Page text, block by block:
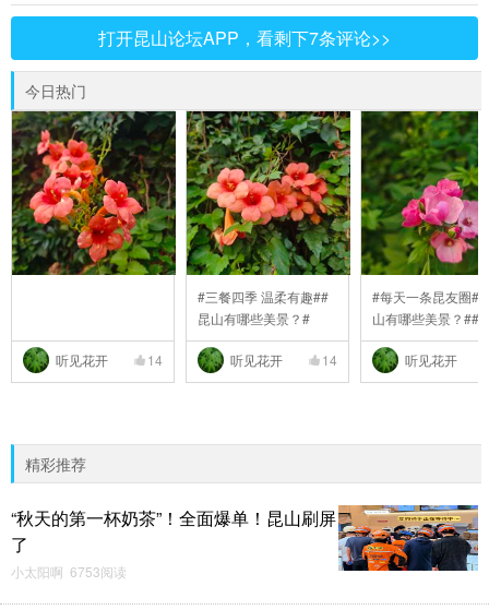
打开昆山论坛APP，看剩下7条评论>>
今日热门
听见花开 14
#三餐四季 温柔有趣##
昆山有哪些美景？#
听见花开 14
#每天一条昆友圈
山有哪些美景？##
..
听见花开
精彩推荐
“秋天的第一杯奶茶”！全面爆单！昆山刷屏
了
小太阳啊 6753阅读